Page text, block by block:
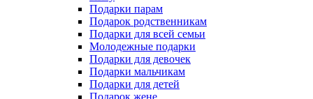
Подарки парам
Подарок родственникам
Подарки для всей семьи
Молодежные подарки
Подарки для девочек
Подарки мальчикам
Подарки для детей
Подарок жене